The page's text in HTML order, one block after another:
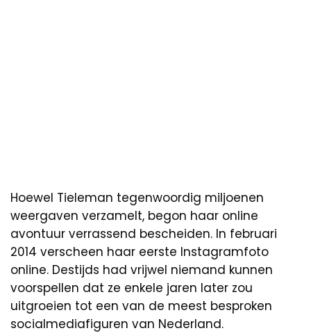
Hoewel Tieleman tegenwoordig miljoenen
weergaven verzamelt, begon haar online
avontuur verrassend bescheiden. In februari
2014 verscheen haar eerste Instagramfoto
online. Destijds had vrijwel niemand kunnen
voorspellen dat ze enkele jaren later zou
uitgroeien tot een van de meest besproken
socialmediafiguren van Nederland.